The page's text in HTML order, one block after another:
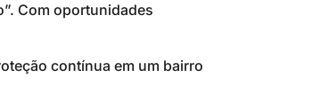
Com oportunidades
contínua em um bairro